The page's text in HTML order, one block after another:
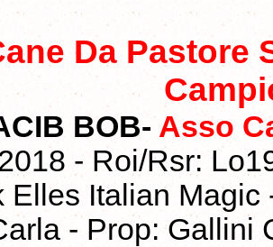
Da Pastore
BOB- Asso
- Roi/Rsr:
Elles Italian
- Prop: Gallini